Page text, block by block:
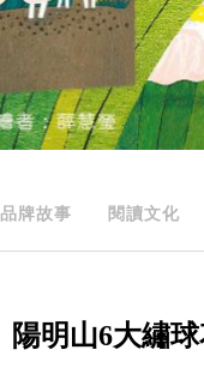
品牌故事 閱讀文化
陽明山6大繡